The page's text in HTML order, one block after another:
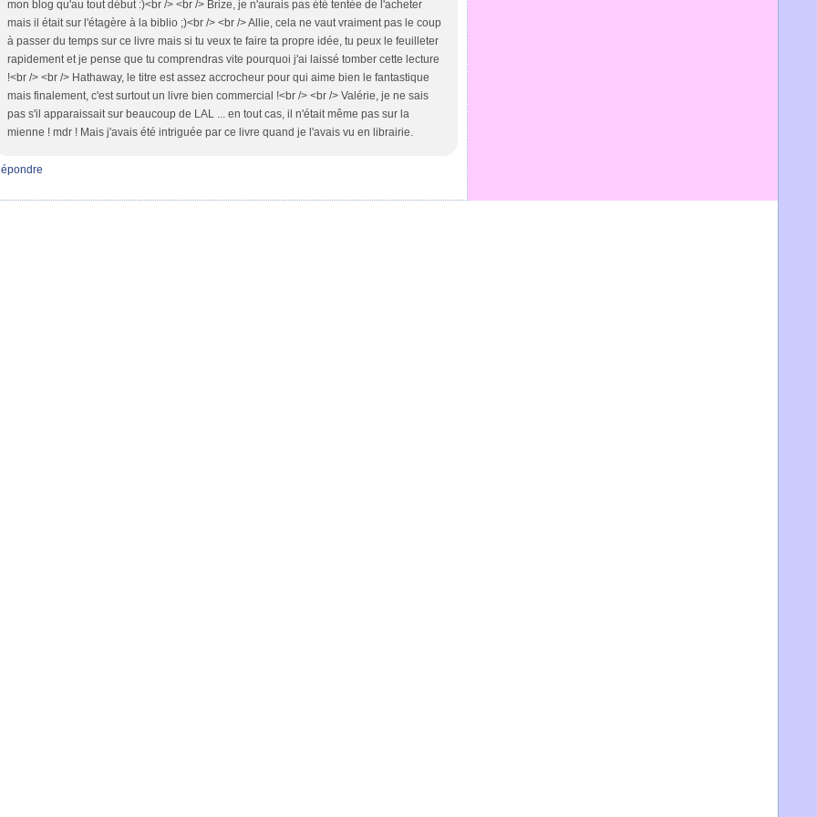
mon blog qu'au tout début :)<br /> <br /> Brize, je n'aurais pas été tentée de l'acheter
mais il était sur l'étagère à la biblio ;)<br /> <br /> Allie, cela ne vaut vraiment pas le coup
à passer du temps sur ce livre mais si tu veux te faire ta propre idée, tu peux le feuilleter
rapidement et je pense que tu comprendras vite pourquoi j'ai laissé tomber cette lecture
!<br /> <br /> Hathaway, le titre est assez accrocheur pour qui aime bien le fantastique
mais finalement, c'est surtout un livre bien commercial !<br /> <br /> Valérie, je ne sais
pas s'il apparaissait sur beaucoup de LAL ... en tout cas, il n'était même pas sur la
mienne ! mdr ! Mais j'avais été intriguée par ce livre quand je l'avais vu en librairie.